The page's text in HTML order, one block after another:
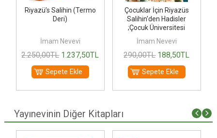
Riyazü’s Salihin (Termo
Deri)
İmam Nevevi
2.250,00TL 1.237,50TL
Sepete Ekle
Çocuklar İçin Riyazüs
Salihin'den Hadisler
;Çocuk Üniversitesi
İmam Nevevi
290,00TL 188,50TL
Sepete Ekle
Yayınevinin Diğer Kitapları